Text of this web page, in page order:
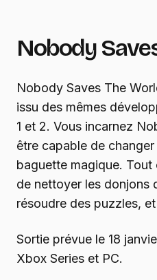
Nobody
Nobody Saves The
issu des mêmes
1 et 2. Vous incarnez
être capable de
baguette magique.
de nettoyer les donjons
résoudre des puzzles,
Sortie prévue le 18
Xbox Series et PC.